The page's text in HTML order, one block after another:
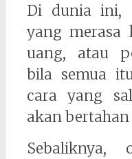
Di dunia ini,
yang merasa
uang, atau
bila semua
cara yang
akan bertahan